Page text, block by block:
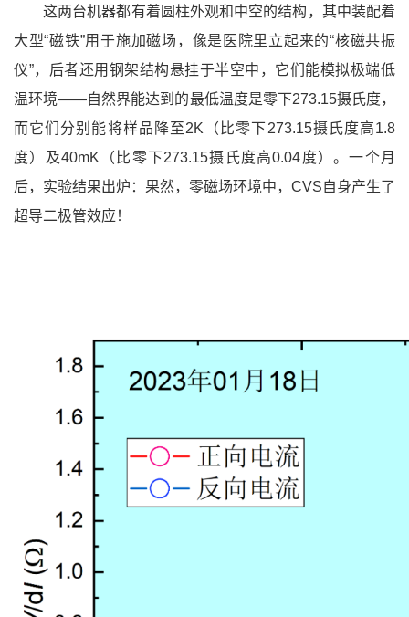
这两台机器都有着圆柱外观和中空的结构，其中装配着
大型“磁铁”用于施加磁场，像是医院里立起来的“核磁共振
仪”，后者还用钢架结构悬挂于半空中，它们能模拟极端低
温环境——自然界能达到的最低温度是零下273.15摄氏度，
而它们分别能将样品降至2K（比零下273.15摄氏度高1.8
度）及40mK（比零下273.15摄氏度高0.04度）。一个月
后，实验结果出炉：果然，零磁场环境中，CVS自身产生了
超导二极管效应！